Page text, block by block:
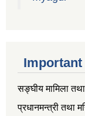
सङ्‍घीय मामिला
प्रधानमन्त्री तथा